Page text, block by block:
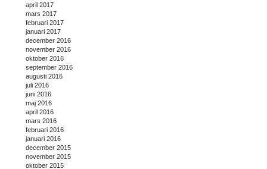
april 2017
mars 2017
februari 2017
januari 2017
december 2016
november 2016
oktober 2016
september 2016
augusti 2016
juli 2016
juni 2016
maj 2016
april 2016
mars 2016
februari 2016
januari 2016
december 2015
november 2015
oktober 2015